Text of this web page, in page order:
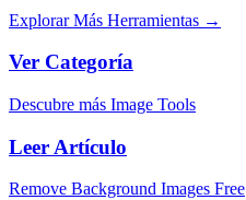
Explorar Más Herramientas →
Ver Categoría
Descubre más Image Tools
Leer Artículo
Remove Background Images Free